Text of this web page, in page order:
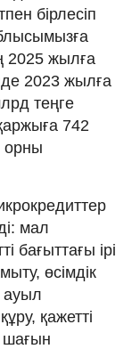
бірлесіп
2025 жылға
2023 жылға
теңге
742
орны
мал
бағыттағы ірі
өсімдік
ауыл
қажетті
шағын